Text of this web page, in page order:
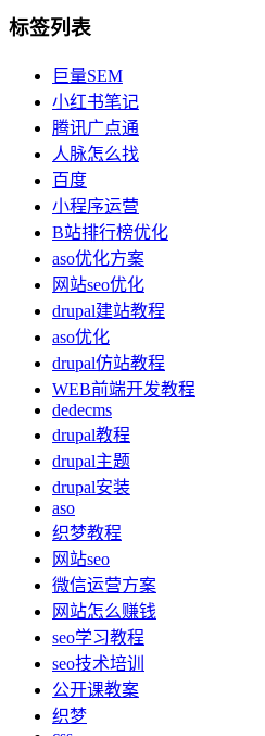
标签列表
巨量SEM
小红书笔记
腾讯广点通
人脉怎么找
百度
小程序运营
B站排行榜优化
aso优化方案
网站seo优化
drupal建站教程
aso优化
drupal仿站教程
WEB前端开发教程
dedecms
drupal教程
drupal主题
drupal安装
aso
织梦教程
网站seo
微信运营方案
网站怎么赚钱
seo学习教程
seo技术培训
公开课教案
织梦